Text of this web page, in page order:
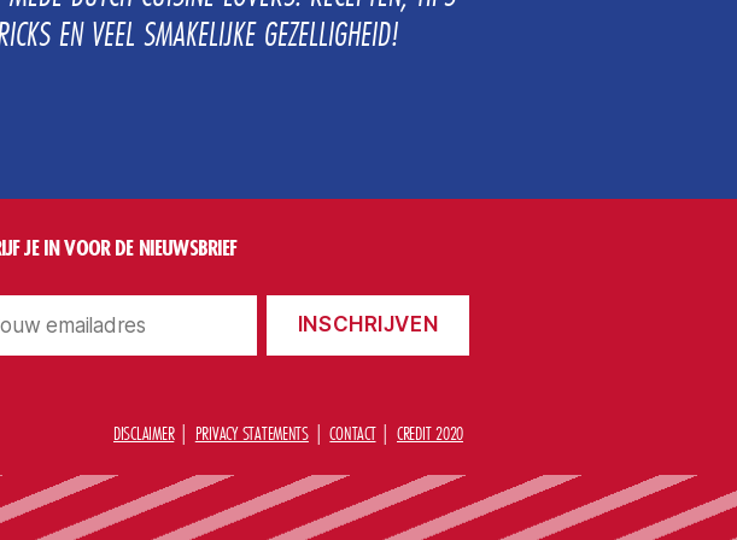
EN VEEL SMAKELIJKE GEZELLIGHEID!
JE IN VOOR DE NIEUWSBRIEF
DISCLAIMER PRIVACY STATEMENTS CONTACT CREDIT 2020